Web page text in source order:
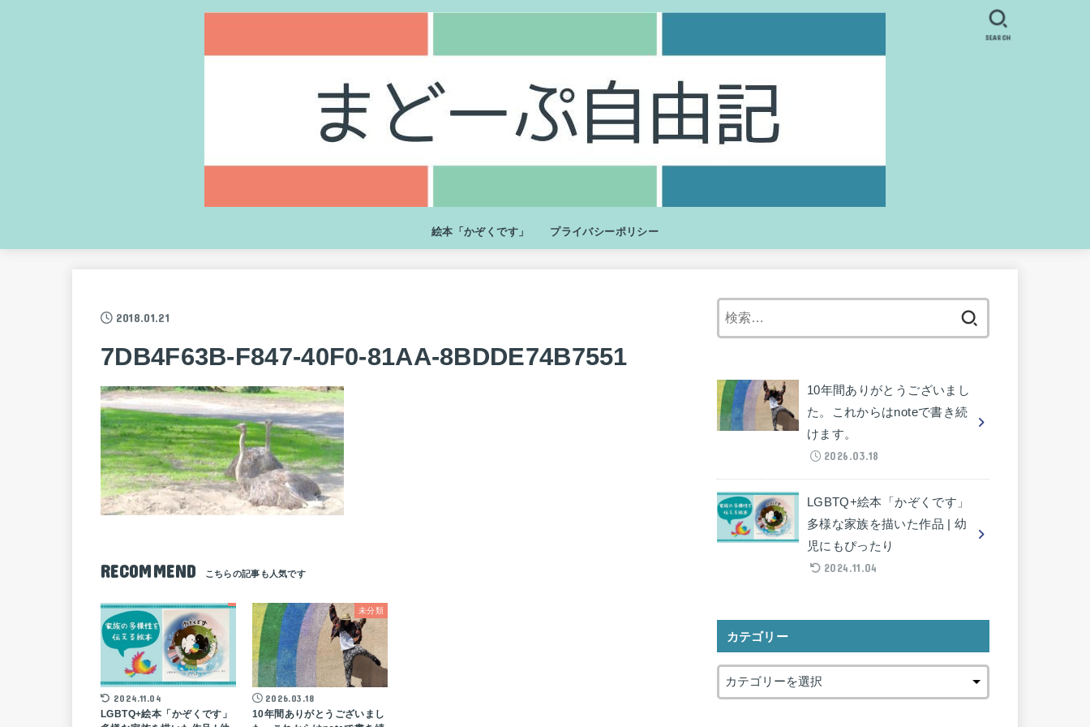
絵本「かぞくです」 プライバシーポリシー
SEARCH
2018.01.21
7DB4F63B-F847-40F0-81AA-8BDDE74B7551
RECOMMEND
2024.11.04
LGBTQ+絵本「かぞくです」
未分類
2026.03.18
10年間ありがとうございまし
10年間ありがとうございまし
た。これからはnoteで書き続
けます。
2026.03.18
LGBTQ+絵本「かぞくです」
多様な家族を描いた作品 | 幼
児にもぴったり
2024.11.04
カテゴリー